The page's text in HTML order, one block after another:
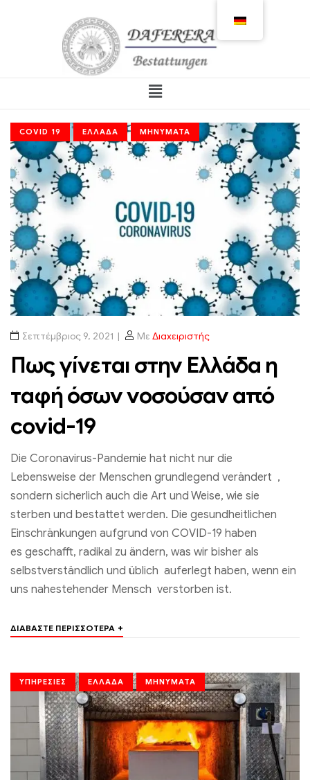
COVID 19 ΕΛΛΆΔΑ ΜΗΝΎΜΑΤΑ
Σεπτέμβριος 9, 2021 Με Διαχειριστής
Πως γίνεται στην Ελλάδα η
ταφή όσων νοσούσαν από
covid-19
Die Coronavirus-Pandemie hat nicht nur die
Lebensweise der Menschen grundlegend verändert ,
sondern sicherlich auch die Art und Weise, wie sie
sterben und bestattet werden. Die gesundheitlichen
Einschränkungen aufgrund von COVID-19 haben
es geschafft, radikal zu ändern, was wir bisher als
selbstverständlich und üblich auferlegt haben, wenn ein
uns nahestehender Mensch verstorben ist.
ΔΙΑΒΆΣΤΕ ΠΕΡΙΣΣΌΤΕΡΑ +
ΥΠΗΡΕΣΊΕΣ ΕΛΛΆΔΑ ΜΗΝΎΜΑΤΑ